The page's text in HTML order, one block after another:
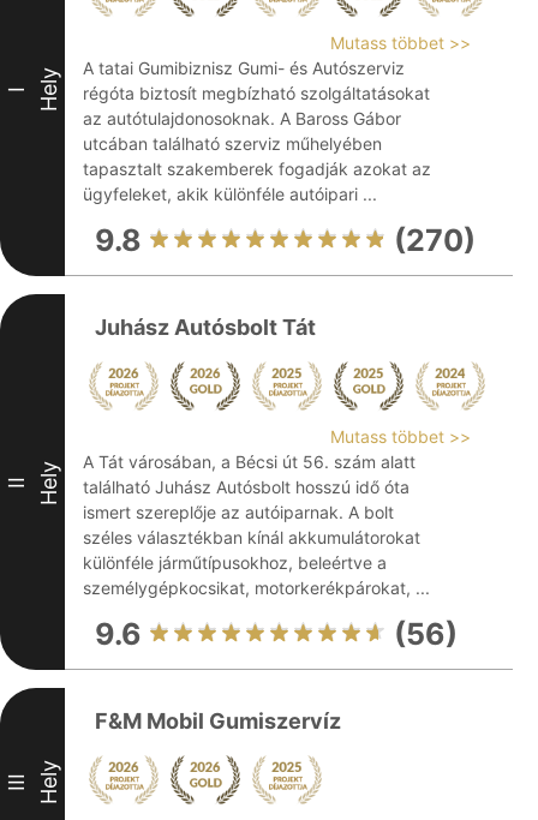
I Hely
Mutass többet >>
A tatai Gumibiznisz Gumi- és Autószerviz
régóta biztosít megbízható szolgáltatásokat
az autótulajdonosoknak. A Baross Gábor
utcában található szerviz műhelyében
tapasztalt szakemberek fogadják azokat az
ügyfeleket, akik különféle autóipari ...
9.8 (270)
II Hely
Juhász Autósbolt Tát
Mutass többet >>
A Tát városában, a Bécsi út 56. szám alatt
található Juhász Autósbolt hosszú idő óta
ismert szereplője az autóiparnak. A bolt
széles választékban kínál akkumulátorokat
különféle járműtípusokhoz, beleértve a
személygépkocsikat, motorkerékpárokat, ...
9.6 (56)
III Hely
F&M Mobil Gumiszervíz